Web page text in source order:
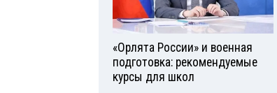
«Орлята России» и военная
подготовка: рекомендуемые
курсы для школ